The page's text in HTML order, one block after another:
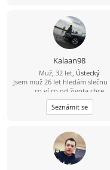
mám i rodinu děti tak by to
Kalaan98
Muž, 32 let, Ústecký
Jsem muž 26 let hledám slečnu
co ví co od života chce
Seznámit se